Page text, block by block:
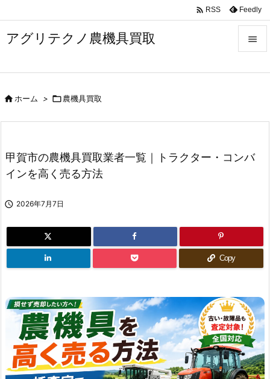
アグリテクノ農機具買取 


 RSS Feedly
ホーム > 農機具買取
甲賀市の農機具買取業者一覧｜トラクター・コンバ
インを高く売る方法
 2026年7月7日
Copy